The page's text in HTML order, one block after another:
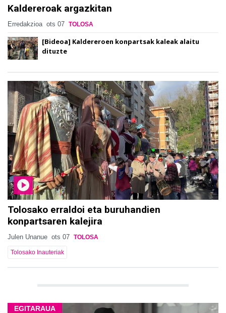
Kaldereroak argazkitan
Erredakzioa ots 07 TOLOSA
[Bideoa] Kaldereroen konpartsak kaleak alaitu
dituzte
Tolosako erraldoi eta buruhandien
konpartsaren kalejira
Julen Unanue ots 07 TOLOSA
Tolosako Inauteriak
EGITARAUA